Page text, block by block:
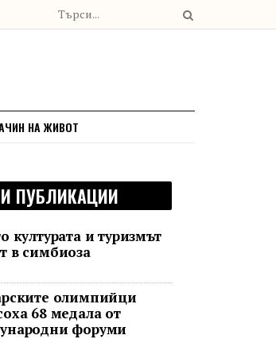
НА ЖИВОТ
ПУБЛИКАЦИИ
културата и туризмът
в симбиоза
олимпийци
68 медала от
форуми